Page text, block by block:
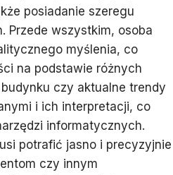
posiadanie szeregu
Przede wszystkim, osoba
myślenia, co
na podstawie różnych
czy aktualne trendy
i ich interpretacji, co
informatycznych.
potrafić jasno i precyzyjnie
czy innym